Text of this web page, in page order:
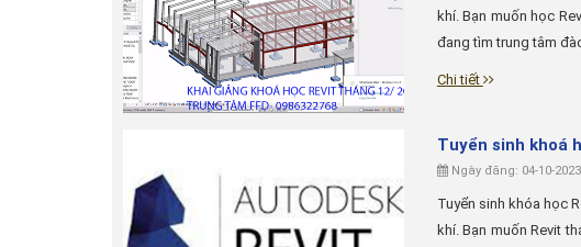
khí. Bạn muốn học
đang tìm trung tâm
Chi tiết
Tuyển sinh khoá
Ngày đăng: 04-10-
Tuyển sinh khóa học
khí. Bạn muốn Revit